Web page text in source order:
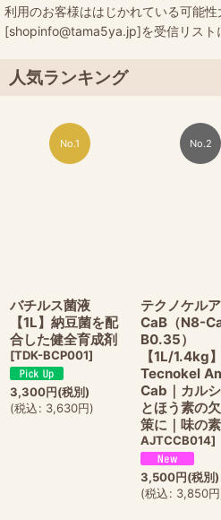
利用のお客様ははじかれている可能性
[shopinfo@tama5ya.jp]を受信リスト
人気ランキング
No.1
バチルス菌液
【1L】納豆菌を配
合した健全育成剤
[TDK-BCP001]
3,300円(税別)
(税込: 3,630円)
No.2
テクノケル
CaB（N8-
B0.35）
【1L/1.4kg】
Tecnokel
Cab｜カル
とほう素の
策に｜味の素
AJTCCB014]
3,500円(税別)
(税込: 3,850円